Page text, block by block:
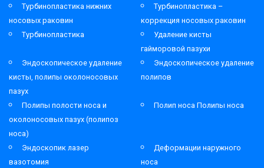
Турбинопластика нижних
носовых раковин
Турбинопластика –
коррекция носовых раковин
Турбинопластика
Удаление кисты
гайморовой пазухи
Эндоскопическое удаление
кисты, полипы околоносовых
пазух
Эндоскопическое удаление
полипов
Полипы полости носа и
околоносовых пазух (полипоз
носа)
Полип носа Полипы носа
Эндоскопик лазер
вазотомия
Деформации наружного
носа